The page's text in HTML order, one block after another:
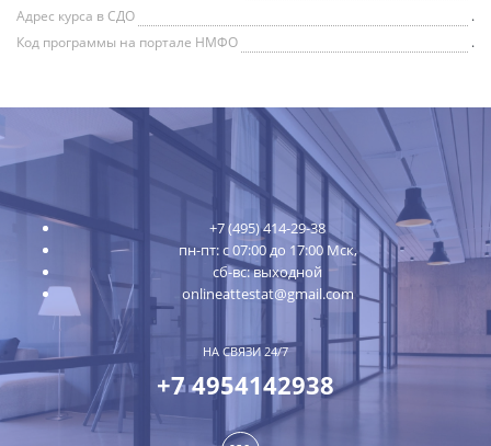
Адрес курса в СДО
.
Код программы на портале НМФО
.
+7 (495) 414-29-38
пн-пт: с 07:00 до 17:00 Мск,
сб-вс: выходной
onlineattestat@gmail.com
НА СВЯЗИ 24/7
+7 4954142938